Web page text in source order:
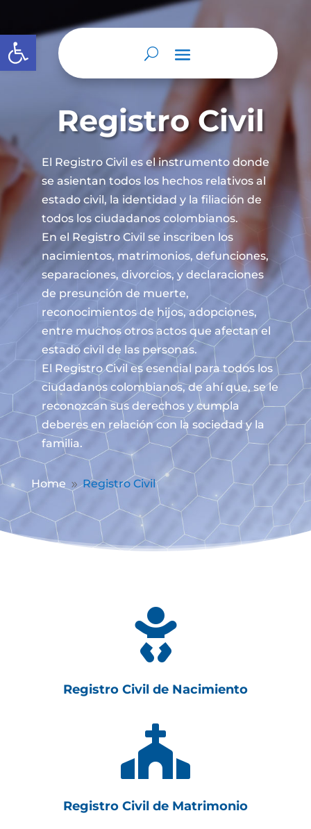
Abrir barra de herramientas
Registro Civil
El Registro Civil es el instrumento donde
se asientan todos los hechos relativos al
estado civil, la identidad y la filiación de
todos los ciudadanos colombianos.
En el Registro Civil se inscriben los
nacimientos, matrimonios, defunciones,
separaciones, divorcios, y declaraciones
de presunción de muerte,
reconocimientos de hijos, adopciones,
entre muchos otros actos que afectan el
estado civil de las personas.
El Registro Civil es esencial para todos los
ciudadanos colombianos, de ahí que, se le
reconozcan sus derechos y cumpla
deberes en relación con la sociedad y la
familia.
Home 9 Registro Civil

Registro Civil de Nacimiento

Registro Civil de Matrimonio